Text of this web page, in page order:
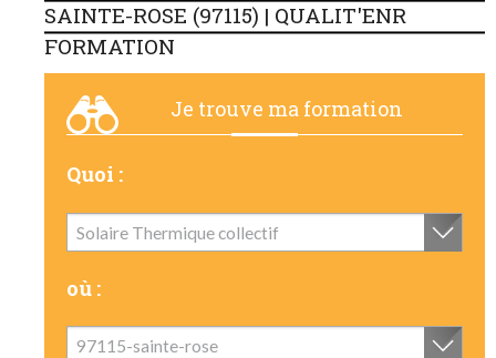
SAINTE-ROSE (97115) | QUALIT'ENR
FORMATION
Je trouve ma formation
Quoi :
Solaire Thermique collectif
où :
97115-sainte-rose